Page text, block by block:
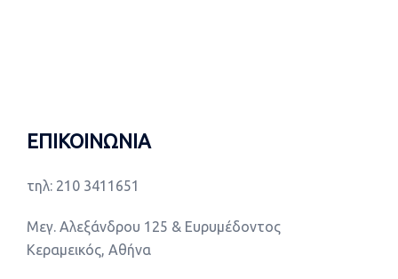
ΕΠΙΚΟΙΝΩΝΙΑ
τηλ: 210 3411651
Μεγ. Αλεξάνδρου 125 & Ευρυμέδοντος
Κεραμεικός, Αθήνα